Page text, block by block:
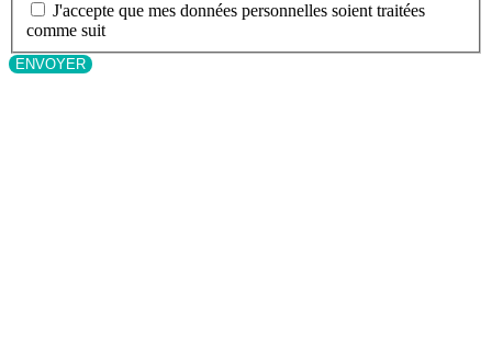
J'accepte que mes données personnelles soient traitées
comme suit